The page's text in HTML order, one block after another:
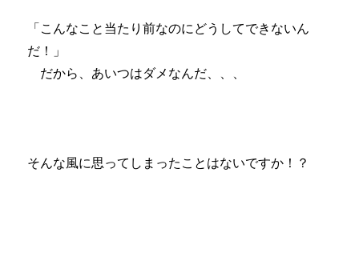
「こんなこと当たり前なのにどうしてできないん
だ！」
だから、あいつはダメなんだ、、、
そんな風に思ってしまったことはないですか！？